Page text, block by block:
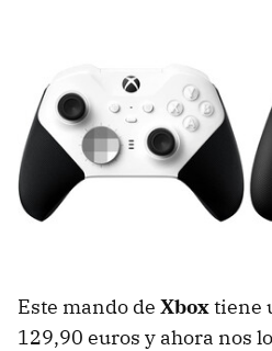
Este mando de Xboxtiene
129,90 euros y ahora nos